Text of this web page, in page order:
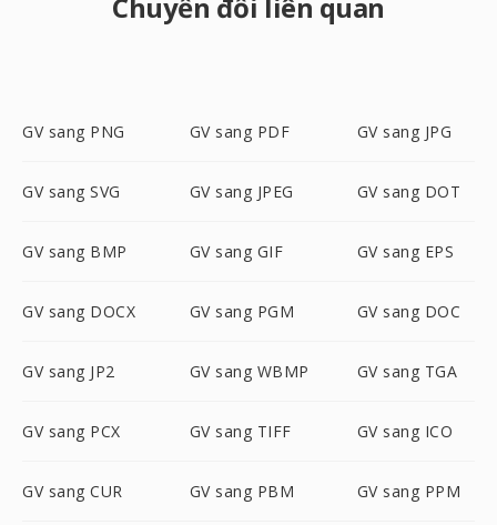
GV sang PNG GV sang PDF GV sang JPG
GV sang SVG GV sang JPEG GV sang DOT
GV sang BMP GV sang GIF GV sang EPS
GV sang DOCX GV sang PGM GV sang DOC
GV sang JP2 GV sang WBMP GV sang TGA
GV sang PCX GV sang TIFF GV sang ICO
GV sang CUR GV sang PBM GV sang PPM